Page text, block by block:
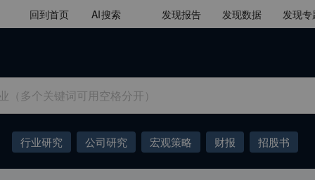
回到首页 AI搜索 发现报告 发现数据 发现专
行业研究 公司研究 宏观策略 财报
招股书
会议纪要
Token 低空经济 十五五 AIGC 大模型